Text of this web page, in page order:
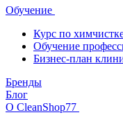
Обучение
Курс по
Обучение
Бизнес-план
Бренды
Блог
О CleanShop77